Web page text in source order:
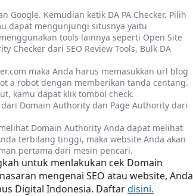
Google. Kemudian ketik DA PA Checker. Pilih
dapat mengunjungi situsnya yaitu
tools lainnya seperti Open Site
Checker dari SEO Review Tools, Bulk DA
maka Anda harus memasukkan url blog
a robot dengan memberikan tanda centang.
kamu dapat klik tombol check.
Domain Authority dan Page Authority dari
Domain Authority Anda dapat melihat
terbilang tinggi, maka website Anda akan
pertama dari mesin pencari.
untuk menlakukan cek Domain
mengenai SEO atau website, Anda
Digital Indonesia. Daftar disini.